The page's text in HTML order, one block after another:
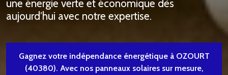
une énergie verte et économique dès
aujourd’hui avec notre expertise.
Gagnez votre indépendance énergétique à OZOURT
(40380). Avec nos panneaux solaires sur mesure,